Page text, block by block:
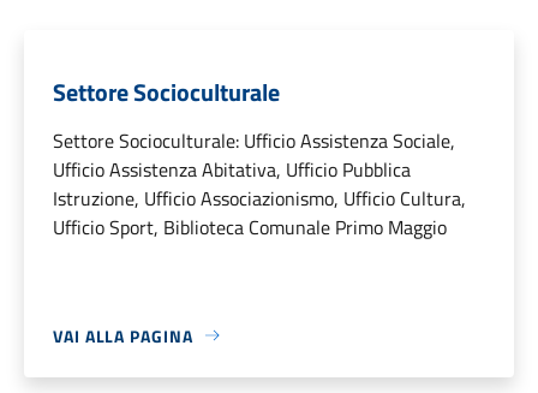
Settore Socioculturale
Settore Socioculturale: Ufficio Assistenza Sociale,
Ufficio Assistenza Abitativa, Ufficio Pubblica
Istruzione, Ufficio Associazionismo, Ufficio Cultura,
Ufficio Sport, Biblioteca Comunale Primo Maggio
VAI ALLA PAGINA